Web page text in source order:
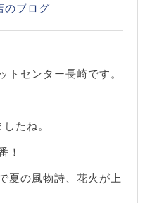
のブログ
トセンター長崎です。
たね。
！
夏の風物詩、花火が上